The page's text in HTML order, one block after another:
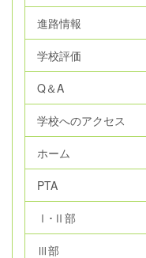
進路情報
学校評価
Q＆A
学校へのアクセス
ホーム
PTA
Ⅰ･Ⅱ部
Ⅲ部